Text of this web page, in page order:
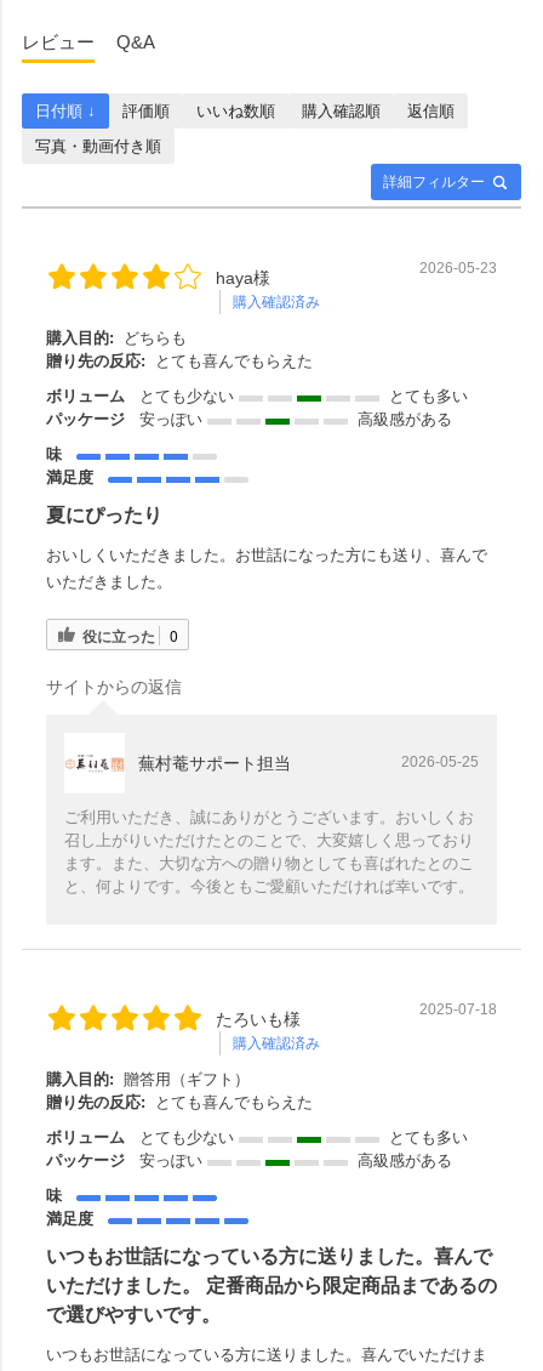
レビュー Q&A
詳細フィルター
日付順 ↓ 評価順 いいね数順 購入確認順
返信順
写真・動画付き順
haya様
購入確認済み
2026-05-23
購入目的:
どちらも
贈り先の反応:
とても喜んでもらえた
ボリューム
とても少ない
とても多い
パッケージ
安っぽい
高級感がある
味
満足度
夏にぴったり
おいしくいただきました。お世話になった方にも送り、喜んで
いただきました。
役に立った 0
サイトからの返信
蕪村菴サポート担当 2026-05-25
ご利用いただき、誠にありがとうございます。おいしくお
召し上がりいただけたとのことで、大変嬉しく思っており
ます。また、大切な方への贈り物としても喜ばれたとのこ
と、何よりです。今後ともご愛顧いただければ幸いです。
たろいも様
購入確認済み
2025-07-18
購入目的: 贈答用（ギフト）
贈り先の反応:
とても喜んでもらえた
ボリューム
とても少ない
とても多い
パッケージ
安っぽい
高級感がある
味
満足度
いつもお世話になっている方に送りました。喜んで
いただけました。 定番商品から限定商品まであるの
で選びやすいです。
いつもお世話になっている方に送りました。喜んでいただけま